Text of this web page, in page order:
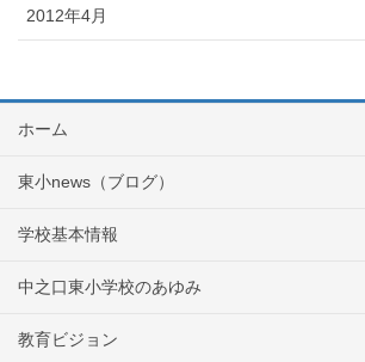
2012年4月
ホーム
東小news（ブログ）
学校基本情報
中之口東小学校のあゆみ
教育ビジョン